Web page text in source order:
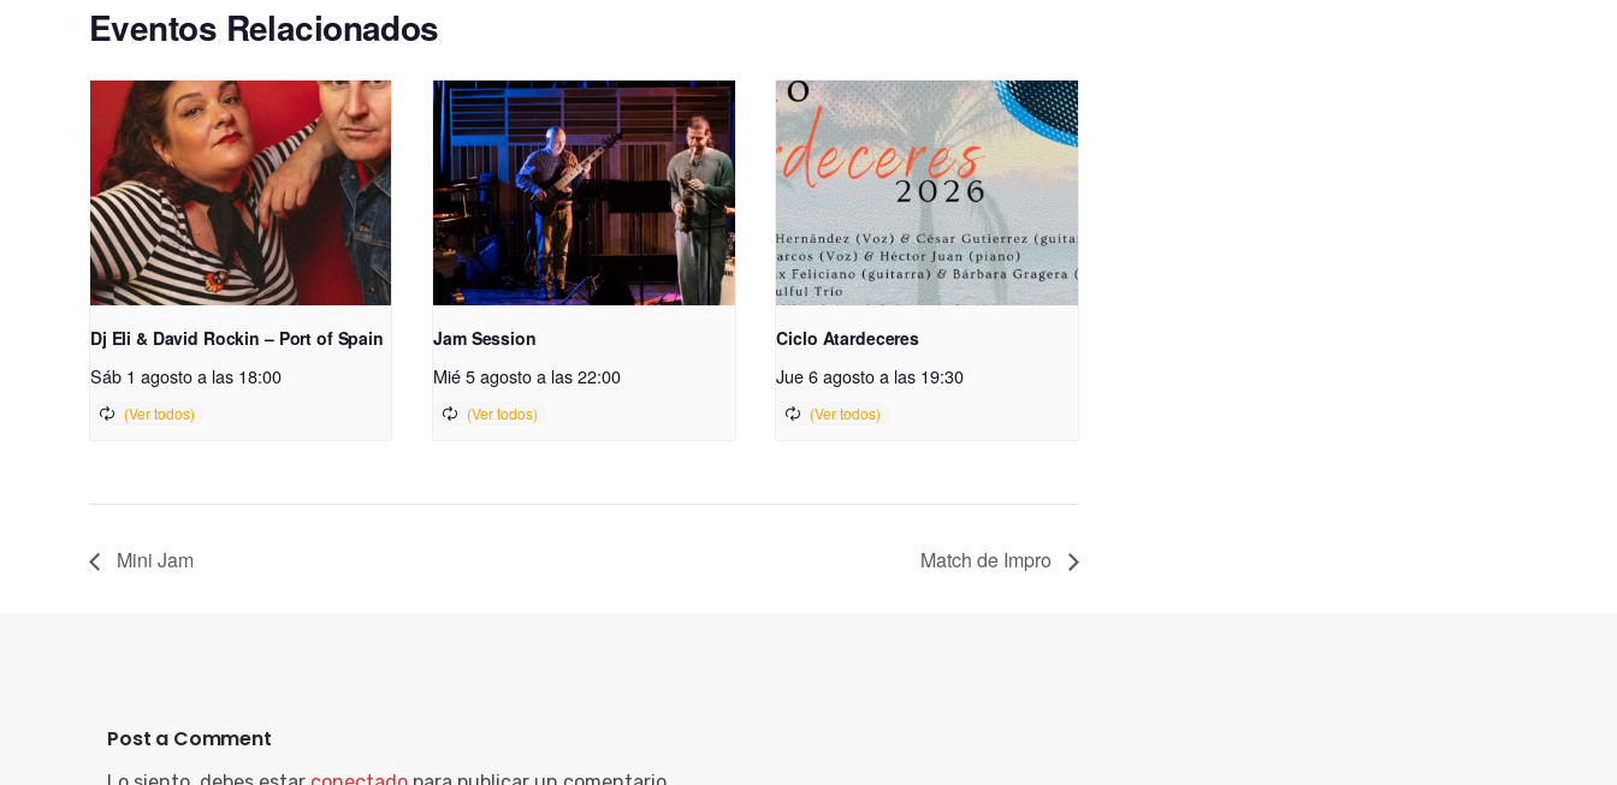
Eventos Relacionados
Dj Eli & David Rockin – Port of Spain
Sáb 1 agosto a las 18:00
Jam Session
Mié 5 agosto a las 22:00
Ciclo Atardeceres
Jue 6 agosto a las 19:30
Mini Jam Match de Impro
Post a Comment